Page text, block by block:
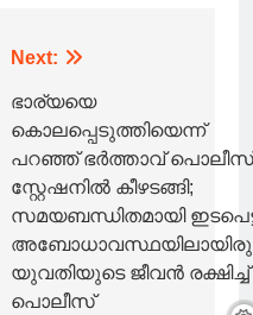
Next:
ഭാര്യയെ
കൊലപ്പെടുത്തിയെന്ന്
പറഞ്ഞ് ഭർത്താവ് പൊലീസ്
സ്റ്റേഷനിൽ കീഴടങ്ങി;
സമയബന്ധിതമായി
യുവതിയുടെ ജീവൻ രക്ഷിച്ച്
പൊലീസ്